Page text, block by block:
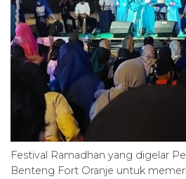
Festival Ramadhan yang digelar
Benteng Fort Oranje untuk